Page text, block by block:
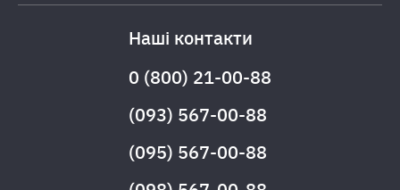
Наші контакти
0 (800) 21-00-88
(093) 567-00-88
(095) 567-00-88